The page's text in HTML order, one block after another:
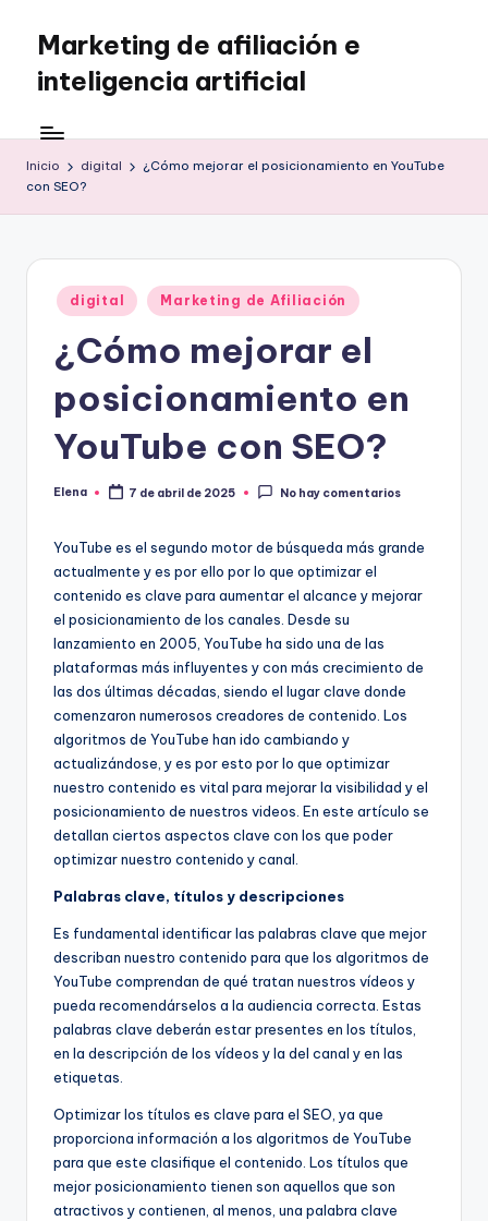
Saltar
contenido
Marketing de afiliación e
inteligencia artificial
Inicio digital
¿Cómo mejorar el posicionamiento en YouTube
con SEO?
Publicado
en
digital Marketing de Afiliación
¿Cómo mejorar el
posicionamiento en
YouTube con SEO?
Publicado
Elena 7 de abril de 2025 No hay comentarios
YouTube es el segundo motor de búsqueda más grande
actualmente y es por ello por lo que optimizar el
contenido es clave para aumentar el alcance y mejorar
el posicionamiento de los canales. Desde su
lanzamiento en 2005, YouTube ha sido una de las
plataformas más influyentes y con más crecimiento de
las dos últimas décadas, siendo el lugar clave donde
comenzaron numerosos creadores de contenido. Los
algoritmos de YouTube han ido cambiando y
actualizándose, y es por esto por lo que optimizar
nuestro contenido es vital para mejorar la visibilidad y el
posicionamiento de nuestros videos. En este artículo se
detallan ciertos aspectos clave con los que poder
optimizar nuestro contenido y canal.
Palabras clave, títulos y descripciones
Es fundamental identificar las palabras clave que mejor
describan nuestro contenido para que los algoritmos de
YouTube comprendan de qué tratan nuestros vídeos y
pueda recomendárselos a la audiencia correcta. Estas
palabras clave deberán estar presentes en los títulos,
en la descripción de los vídeos y la del canal y en las
etiquetas.
Optimizar los títulos es clave para el SEO, ya que
proporciona información a los algoritmos de YouTube
para que este clasifique el contenido. Los títulos que
mejor posicionamiento tienen son aquellos que son
atractivos y contienen, al menos, una palabra clave